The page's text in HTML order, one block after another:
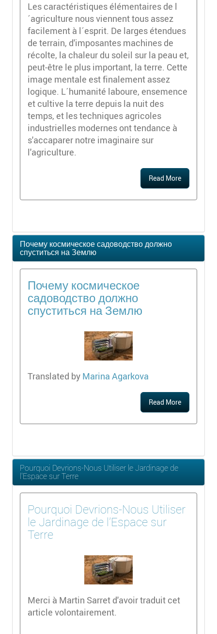
Les caractéristiques élémentaires de l
´agriculture nous viennent tous assez
facilement à l´esprit. De larges étendues
de terrain, d'imposantes machines de
récolte, la chaleur du soleil sur la peau et,
peut-être le plus important, la terre. Cette
image mentale est finalement assez
logique. L´humanité laboure, ensemence
et cultive la terre depuis la nuit des
temps, et les techniques agricoles
industrielles modernes ont tendance à
s'accaparer notre imaginaire sur
l'agriculture.
Read More
Почему космическое садоводство должно
спуститься на Землю
Почему космическое
садоводство должно
спуститься на Землю
Translated by Marina Agarkova
Read More
Pourquoi Devrions-Nous Utiliser le Jardinage de
l'Espace sur Terre
Pourquoi Devrions-Nous Utiliser
le Jardinage de l'Espace sur
Terre
Merci à Martin Sarret d'avoir traduit cet
article volontairement.